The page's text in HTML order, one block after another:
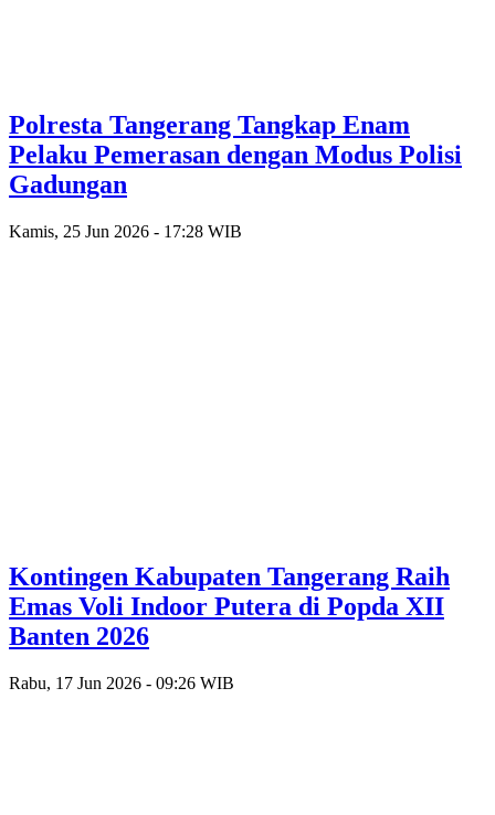
Polresta Tangerang Tangkap Enam
Pelaku Pemerasan dengan Modus Polisi
Gadungan
Kamis, 25 Jun 2026 - 17:28 WIB
Kontingen Kabupaten Tangerang Raih
Emas Voli Indoor Putera di Popda XII
Banten 2026
Rabu, 17 Jun 2026 - 09:26 WIB